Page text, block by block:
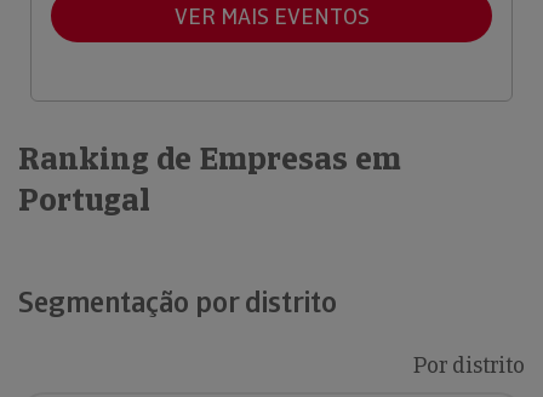
VER MAIS EVENTOS
Ranking de Empresas em
Portugal
Segmentação por distrito
Por distrito